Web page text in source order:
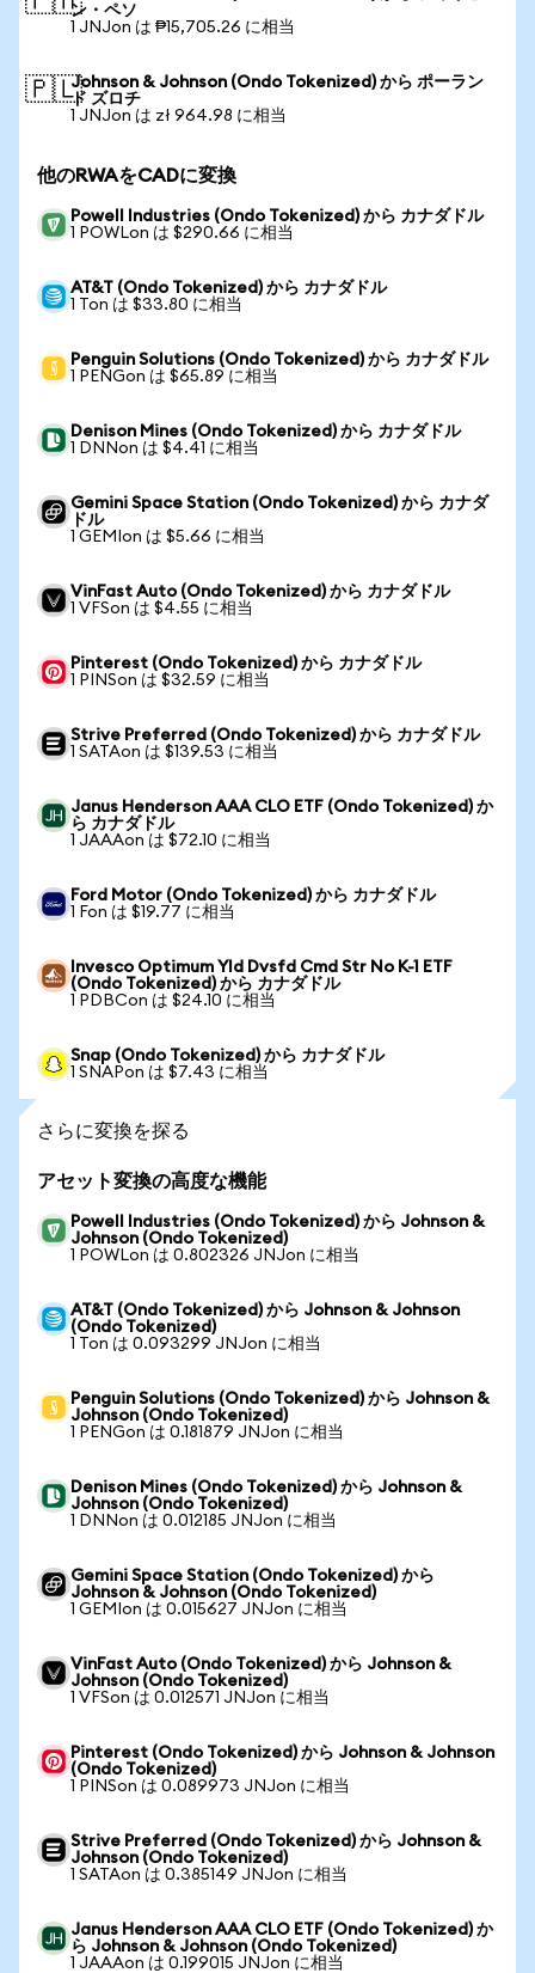
ン・ペソ
1 JNJon は ₱15,705.26 に相当
🇵🇱Johnson & Johnson (Ondo Tokenized) から ポーラン
ド ズロチ
1 JNJon は zł 964.98 に相当
他のRWAをCADに変換
Powell Industries (Ondo Tokenized) から カナダドル
1 POWLon は $290.66 に相当
AT&T (Ondo Tokenized) から カナダドル
1 Ton は $33.80 に相当
Penguin Solutions (Ondo Tokenized) から カナダドル
1 PENGon は $65.89 に相当
Denison Mines (Ondo Tokenized) から カナダドル
1 DNNon は $4.41 に相当
Gemini Space Station (Ondo Tokenized) から カナダ
ドル
1 GEMIon は $5.66 に相当
VinFast Auto (Ondo Tokenized) から カナダドル
1 VFSon は $4.55 に相当
Pinterest (Ondo Tokenized) から カナダドル
1 PINSon は $32.59 に相当
Strive Preferred (Ondo Tokenized) から カナダドル
1 SATAon は $139.53 に相当
Janus Henderson AAA CLO ETF (Ondo Tokenized) か
ら カナダドル
1 JAAAon は $72.10 に相当
Ford Motor (Ondo Tokenized) から カナダドル
1 Fon は $19.77 に相当
Invesco Optimum Yld Dvsfd Cmd Str No K-1 ETF
(Ondo Tokenized) から カナダドル
1 PDBCon は $24.10 に相当
Snap (Ondo Tokenized) から カナダドル
1 SNAPon は $7.43 に相当
さらに変換を探る
アセット変換の高度な機能
Powell Industries (Ondo Tokenized) から Johnson &
Johnson (Ondo Tokenized)
1 POWLon は 0.802326 JNJon に相当
AT&T (Ondo Tokenized) から Johnson & Johnson
(Ondo Tokenized)
1 Ton は 0.093299 JNJon に相当
Penguin Solutions (Ondo Tokenized) から Johnson &
Johnson (Ondo Tokenized)
1 PENGon は 0.181879 JNJon に相当
Denison Mines (Ondo Tokenized) から Johnson &
Johnson (Ondo Tokenized)
1 DNNon は 0.012185 JNJon に相当
Gemini Space Station (Ondo Tokenized) から
Johnson & Johnson (Ondo Tokenized)
1 GEMIon は 0.015627 JNJon に相当
VinFast Auto (Ondo Tokenized) から Johnson &
Johnson (Ondo Tokenized)
1 VFSon は 0.012571 JNJon に相当
Pinterest (Ondo Tokenized) から Johnson & Johnson
(Ondo Tokenized)
1 PINSon は 0.089973 JNJon に相当
Strive Preferred (Ondo Tokenized) から Johnson &
Johnson (Ondo Tokenized)
1 SATAon は 0.385149 JNJon に相当
Janus Henderson AAA CLO ETF (Ondo Tokenized) か
ら Johnson & Johnson (Ondo Tokenized)
1 JAAAon は 0.199015 JNJon に相当